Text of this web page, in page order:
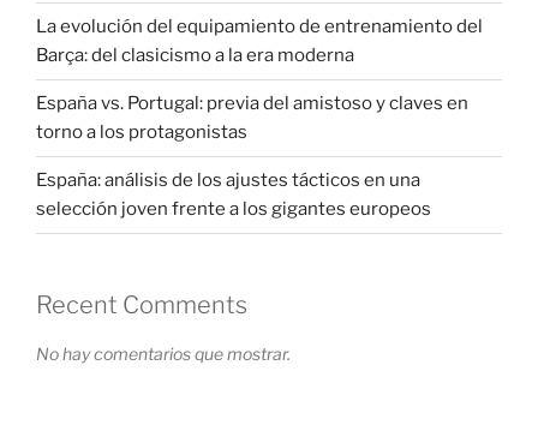
La evolución del equipamiento de entrenamiento del
Barça: del clasicismo a la era moderna
España vs. Portugal: previa del amistoso y claves en
torno a los protagonistas
España: análisis de los ajustes tácticos en una
selección joven frente a los gigantes europeos
Recent Comments
No hay comentarios que mostrar.